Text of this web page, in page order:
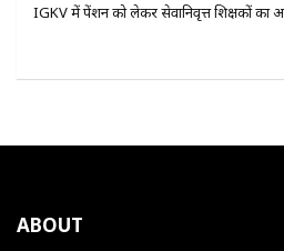
IGKV में पेंशन को लेकर सेवानिवृत्त शिक्षकों
ABOUT